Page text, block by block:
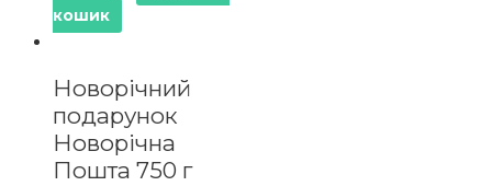
кошик
Новорічний
подарунок
Новорічна
Пошта 750 г